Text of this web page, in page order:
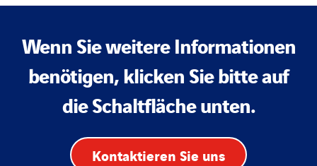
Wenn Sie weitere Informationen
benötigen, klicken Sie bitte auf
die Schaltfläche unten.
Kontaktieren Sie uns